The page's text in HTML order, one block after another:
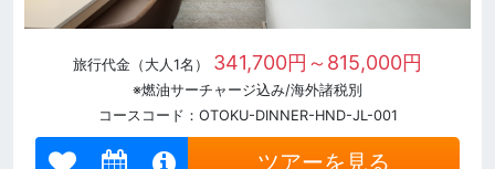
旅行代金（大人1名） 341,700円～815,000円
※燃油サーチャージ込み/海外諸税別
コースコード：OTOKU-DINNER-HND-JL-001
ツアーを見る